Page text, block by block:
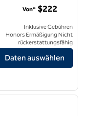
Rey, Tapestry Collection
Von* $222
Inklusive Gebühren
Honors Ermäßigung Nicht
rückerstattungsfähig
Daten auswählen